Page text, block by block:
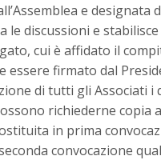
e designata
le discussioni e
cui è affidato il
essere firmato dal
di tutti gli Associati
richiederne copia
in prima
convocazione